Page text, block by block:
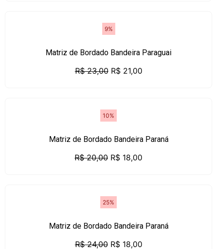
9%
Matriz de Bordado Bandeira Paraguai
R$23,00 R$21,00
10%
Matriz de Bordado Bandeira Paraná
R$20,00 R$ 18,00
25%
Matriz de Bordado Bandeira Paraná
R$24,00 R$18,00